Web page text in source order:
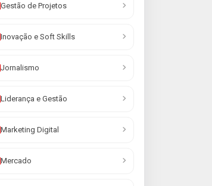
Gestão de Projetos
Inovação e Soft Skills
Jornalismo
Liderança e Gestão
Marketing Digital
Mercado